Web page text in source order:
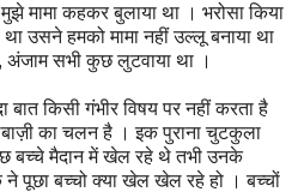
मामा कहकर बुलाया था । भरोसा किया
उसने हमको मामा नहीं उल्लू बनाया था
अंजाम सभी कुछ लुटवाया था ।
किसी गंभीर विषय पर नहीं करता है
का चलन है । इक पुराना चुटकुला
बच्चे मैदान में खेल रहे थे तभी उनके
पूछा बच्चो क्या खेल खेल रहे हो । बच्चों